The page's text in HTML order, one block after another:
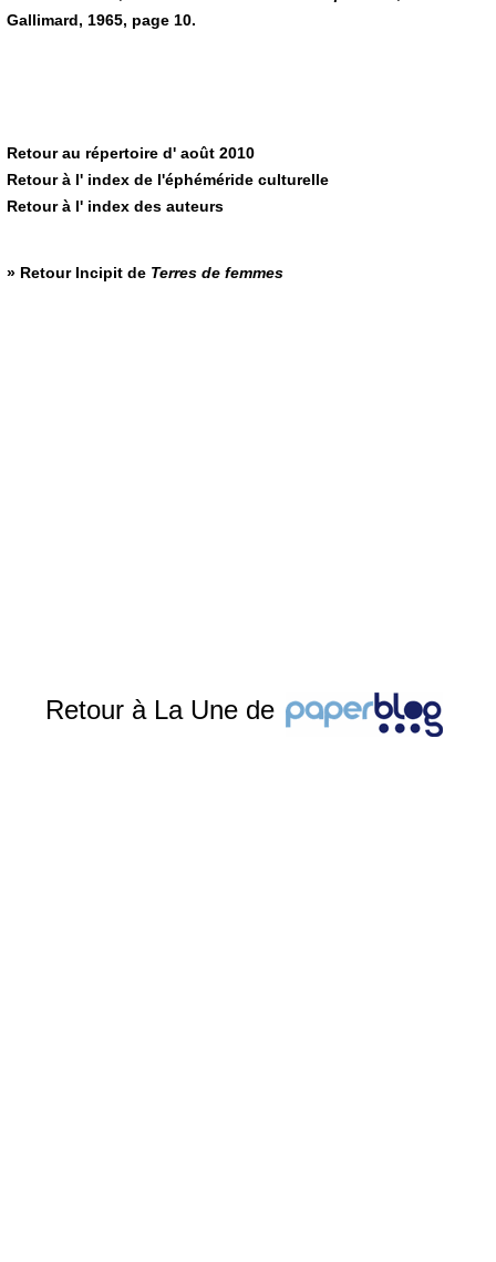
Gallimard, 1965, page 10.
Retour au répertoire d' août 2010
Retour à l' index de l'éphéméride culturelle
Retour à l' index des auteurs
» RetourIncipit de Terres de femmes
Retour à La Une de